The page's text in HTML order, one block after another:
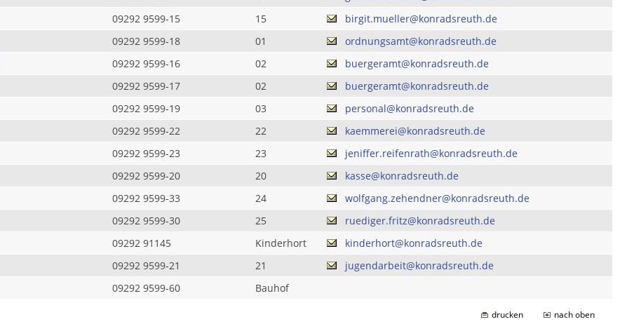
09292 9599-15 15
birgit.mueller@konradsreuth.de
09292 9599-18 01
ordnungsamt@konradsreuth.de
09292 9599-16 02
buergeramt@konradsreuth.de
09292 9599-17 02
buergeramt@konradsreuth.de
09292 9599-19 03
personal@konradsreuth.de
09292 9599-22 22
kaemmerei@konradsreuth.de
09292 9599-23 23
jeniffer.reifenrath@konradsreuth.de
09292 9599-20 20
kasse@konradsreuth.de
09292 9599-33 24
wolfgang.zehendner@konradsreuth.de
09292 9599-30 25
ruediger.fritz@konradsreuth.de
09292 91145 Kinderhort
kinderhort@konradsreuth.de
09292 9599-21 21
jugendarbeit@konradsreuth.de
09292 9599-60 Bauhof
drucken nach oben